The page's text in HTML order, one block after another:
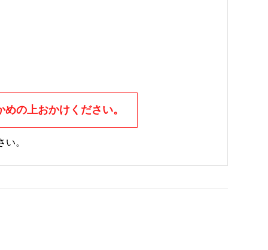
の上おかけください。
い。